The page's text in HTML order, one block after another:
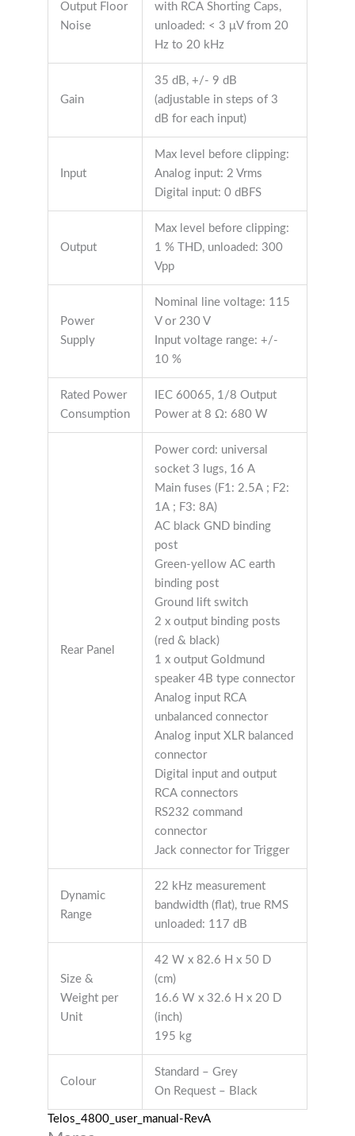
Output Floor
Noise
with RCA Shorting Caps,
unloaded: < 3 μV from 20
Hz to 20 kHz
Gain
35 dB, +/- 9 dB
(adjustable in steps of 3
dB for each input)
Input
Max level before clipping:
Analog input: 2 Vrms
Digital input: 0 dBFS
Output
Max level before clipping:
1 % THD, unloaded: 300
Vpp
Power
Supply
Nominal line voltage: 115
V or 230 V
Input voltage range: +/-
10 %
Rated Power
Consumption
IEC 60065, 1/8 Output
Power at 8 Ω: 680 W
Rear Panel
Power cord: universal
socket 3 lugs, 16 A
Main fuses (F1: 2.5A ; F2:
1A ; F3: 8A)
AC black GND binding
post
Green-yellow AC earth
binding post
Ground lift switch
2 x output binding posts
(red & black)
1 x output Goldmund
speaker 4B type connector
Analog input RCA
unbalanced connector
Analog input XLR balanced
connector
Digital input and output
RCA connectors
RS232 command
connector
Jack connector for Trigger
Dynamic
Range
22 kHz measurement
bandwidth (flat), true RMS
unloaded: 117 dB
Size &
Weight per
Unit
42 W x 82.6 H x 50 D
(cm)
16.6 W x 32.6 H x 20 D
(inch)
195 kg
Colour
Standard – Grey
On Request – Black
Telos_4800_user_manual-RevA